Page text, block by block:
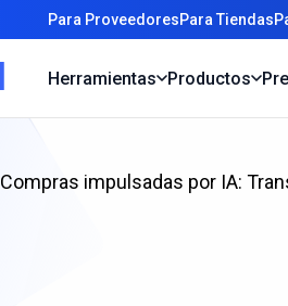
Para ProveedoresPara Tiendas
Herramientas Productos
Compras impulsadas por IA: